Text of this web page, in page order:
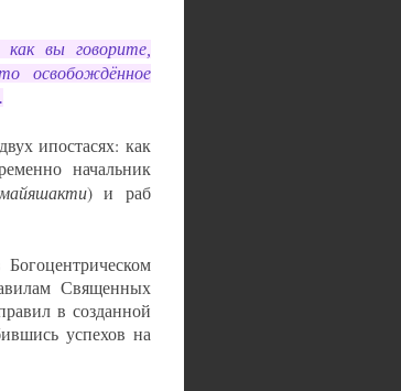
вы говорите,
освобождённое
ипостасях: как
начальник
майяшакти) и раб
Священных
в созданной
успехов на